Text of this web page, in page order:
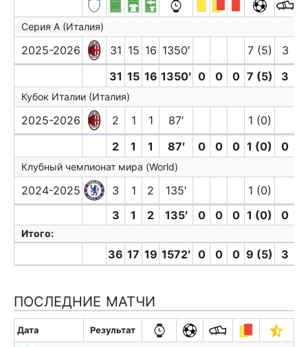
Серия А (Италия)
2025-2026 31 15 16 1350′ 7 (5)
3
31 15 16 1350′ 0 0 0 7 (5) 3
Кубок Италии (Италия)
2025-2026 2 1 1 87′
1 (0)
2
1 1 87′ 0 0 0 1 (0) 0
Клубный чемпионат мира (World)
2024-2025 3 1 2 135′
1 (0)
3
1 2 135′ 0 0 0 1 (0) 0
Итого:
36 17 19 1572′ 0 0 0 9 (5) 3
ПОСЛЕДНИЕ МАТЧИ
Дата Результат